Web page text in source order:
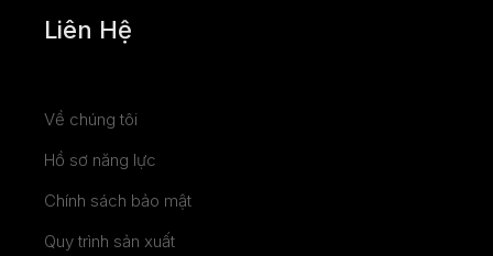
Liên Hệ
Về chúng tôi
Hồ sơ năng lực
Chính sách bảo mật
Quy trình sản xuất